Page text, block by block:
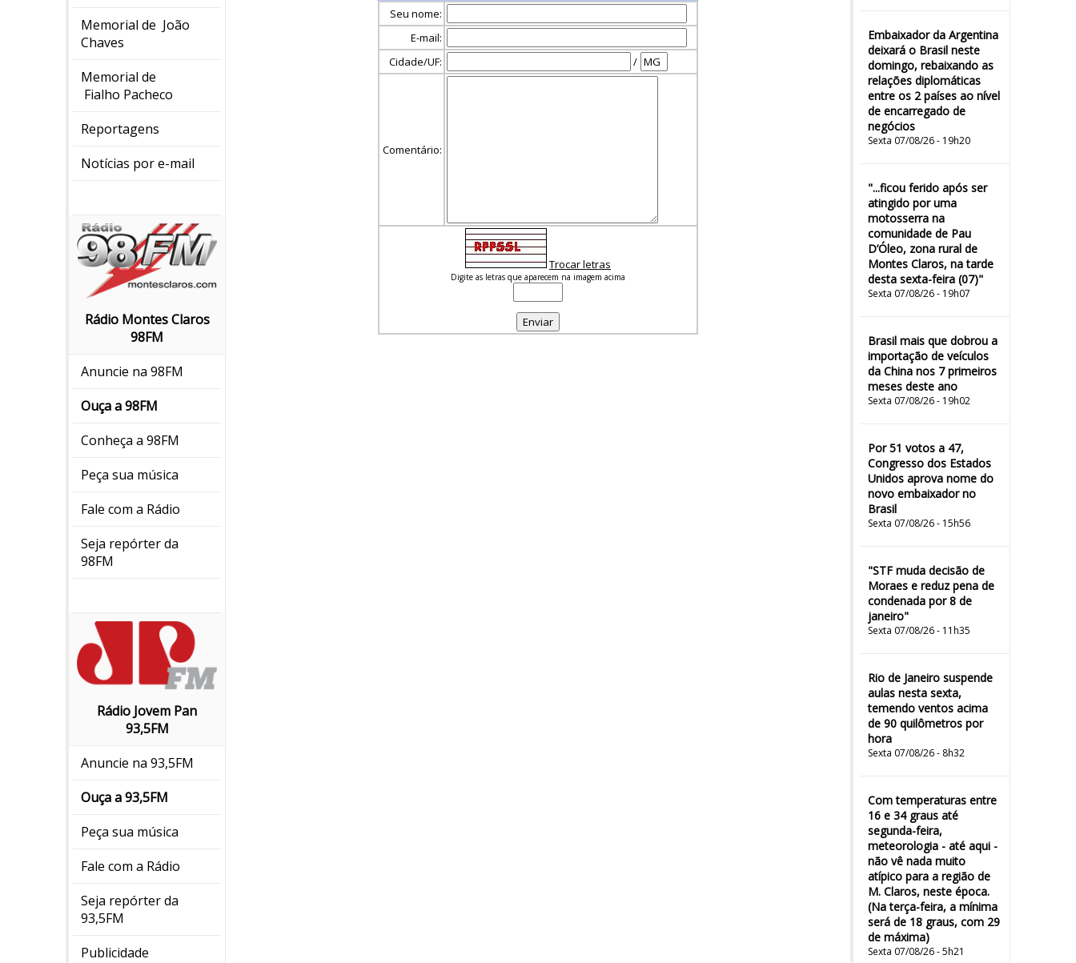
Memorial de João
Chaves
Memorial de
Fialho Pacheco
Reportagens
Notícias por e-mail
Rádio Montes Claros
98FM
Anuncie na 98FM
Ouça a 98FM
Conheça a 98FM
Peça sua música
Fale com a Rádio
Seja repórter da
98FM
Rádio Jovem Pan
93,5FM
Anuncie na 93,5FM
Ouça a 93,5FM
Peça sua música
Fale com a Rádio
Seja repórter da
93,5FM
Publicidade
Embaixador da Argentina
deixará o Brasil neste
domingo, rebaixando as
relações diplomáticas
entre os 2 países ao nível
de encarregado de
negócios
Sexta 07/08/26 - 19h20
"...ficou ferido após ser
atingido por uma
motosserra na
comunidade de Pau
D’Óleo, zona rural de
Montes Claros, na tarde
desta sexta-feira (07)"
Sexta 07/08/26 - 19h07
Brasil mais que dobrou a
importação de veículos
da China nos 7 primeiros
meses deste ano
Sexta 07/08/26 - 19h02
Por 51 votos a 47,
Congresso dos Estados
Unidos aprova nome do
novo embaixador no
Brasil
Sexta 07/08/26 - 15h56
"STF muda decisão de
Moraes e reduz pena de
condenada por 8 de
janeiro"
Sexta 07/08/26 - 11h35
Rio de Janeiro suspende
aulas nesta sexta,
temendo ventos acima
de 90 quilômetros por
hora
Sexta 07/08/26 - 8h32
Com temperaturas entre
16 e 34 graus até
segunda-feira,
meteorologia - até aqui -
não vê nada muito
atípico para a região de
M. Claros, neste época.
(Na terça-feira, a mínima
será de 18 graus, com 29
de máxima)
Sexta 07/08/26 - 5h21
Seu nome:
E-mail:
Cidade/UF:
/
Comentário:
Trocar letras
Digite as letras que aparecem na imagem acima